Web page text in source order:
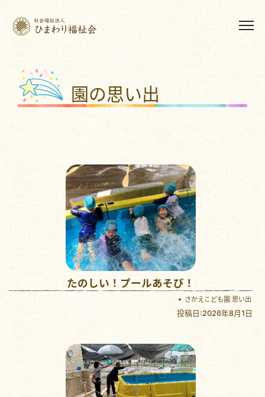
園の思い出
たのしい！プールあそび！
さかえこども園 思い出
投稿日:2026年8月1日